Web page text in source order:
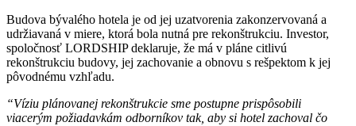
Budova bývalého hotela je od jej uzatvorenia zakonzervovaná a
udržiavaná v miere, ktorá bola nutná pre rekonštrukciu. Investor,
spoločnosť LORDSHIP deklaruje, že má v pláne citlivú
rekonštrukciu budovy, jej zachovanie a obnovu s rešpektom k jej
pôvodnému vzhľadu.
“Víziu plánovanej rekonštrukcie sme postupne prispôsobili
viacerým požiadavkám odborníkov tak, aby si hotel zachoval čo